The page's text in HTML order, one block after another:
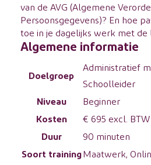
van de AVG (Algemene
Persoonsgegevens)? En hoe
toe in je dagelijks werk met
Algemene informatie
Doelgroep
Administratief
Schoolleider
Niveau
Beginner
Kosten
€ 695 excl. BTW
Duur
90 minuten
Soort trainingMaatwerk,